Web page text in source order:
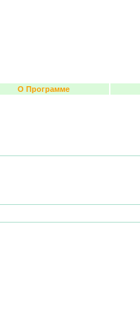
О Программе